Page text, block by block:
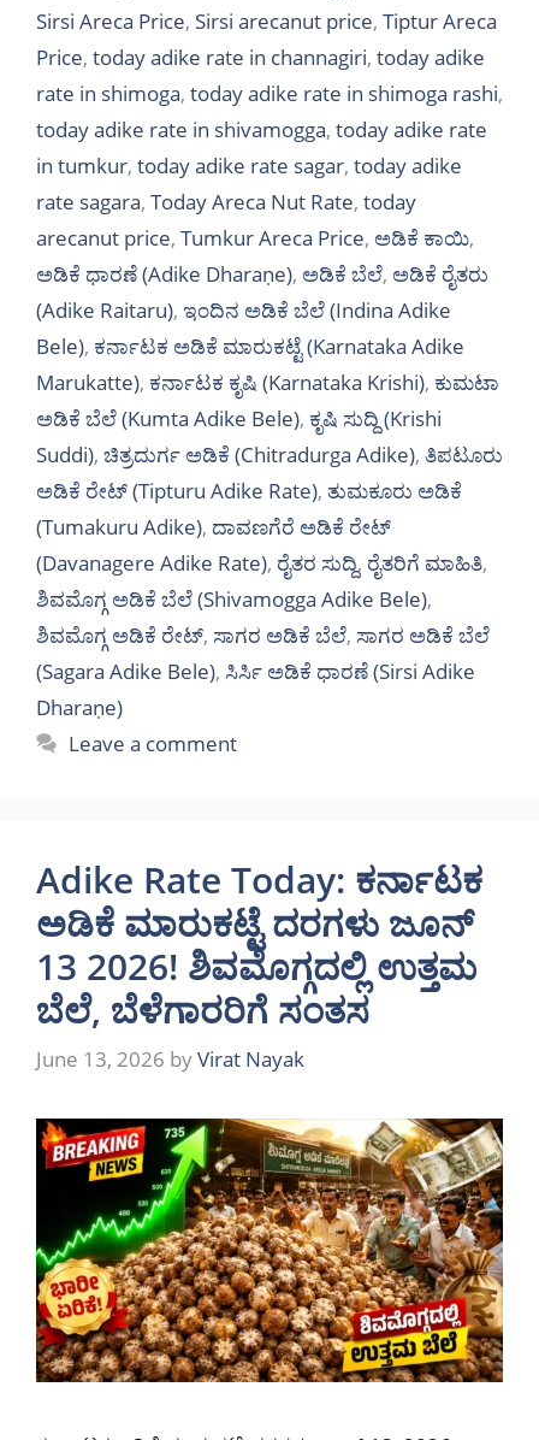
Sirsi Areca Price, Sirsi arecanut price, Tiptur Areca
Price, today adike rate in channagiri, today adike
rate in shimoga, today adike rate in shimoga rashi,
today adike rate in shivamogga, today adike rate
in tumkur, today adike rate sagar, today adike
rate sagara, Today Areca Nut Rate, today
arecanut price, Tumkur Areca Price, ಅಡಿಕೆ ಕಾಯಿ,
ಅಡಿಕೆ ಧಾರಣೆ (Adike Dharaṇe), ಅಡಿಕೆ ಬೆಲೆ, ಅಡಿಕೆ ರೈತರು
(Adike Raitaru), ಇಂದಿನ ಅಡಿಕೆ ಬೆಲೆ (Indina Adike
Bele), ಕರ್ನಾಟಕ ಅಡಿಕೆ ಮಾರುಕಟ್ಟೆ (Karnataka Adike
Marukatte), ಕರ್ನಾಟಕ ಕೃಷಿ (Karnataka Krishi), ಕುಮಟಾ
ಅಡಿಕೆ ಬೆಲೆ (Kumta Adike Bele), ಕೃಷಿ ಸುದ್ದಿ (Krishi
Suddi), ಚಿತ್ರದುರ್ಗ ಅಡಿಕೆ (Chitradurga Adike), ತಿಪಟೂರು
ಅಡಿಕೆ ರೇಟ್ (Tipturu Adike Rate), ತುಮಕೂರು ಅಡಿಕೆ
(Tumakuru Adike), ದಾವಣಗೆರೆ ಅಡಿಕೆ ರೇಟ್
(Davanagere Adike Rate), ರೈತರ ಸುದ್ದಿ, ರೈತರಿಗೆ ಮಾಹಿತಿ,
ಶಿವಮೊಗ್ಗ ಅಡಿಕೆ ಬೆಲೆ (Shivamogga Adike Bele),
ಶಿವಮೊಗ್ಗ ಅಡಿಕೆ ರೇಟ್, ಸಾಗರ ಅಡಿಕೆ ಬೆಲೆ, ಸಾಗರ ಅಡಿಕೆ ಬೆಲೆ
(Sagara Adike Bele), ಸಿರ್ಸಿ ಅಡಿಕೆ ಧಾರಣೆ (Sirsi Adike
Dharaṇe)
Leave a comment
Adike Rate Today: ಕರ್ನಾಟಕ
ಅಡಿಕೆ ಮಾರುಕಟ್ಟೆ ದರಗಳು ಜೂನ್
13 2026! ಶಿವಮೊಗ್ಗದಲ್ಲಿ ಉತ್ತಮ
ಬೆಲೆ, ಬೆಳೆಗಾರರಿಗೆ ಸಂತಸ
June 13, 2026 byVirat Nayak